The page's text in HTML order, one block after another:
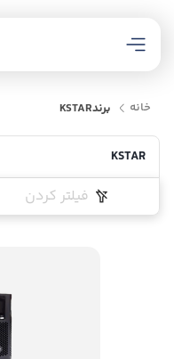
خانه برندKSTAR
KSTAR
فیلتر کردن